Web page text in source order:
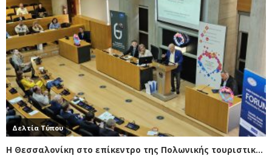
Δελτία Τύπου
Η Θεσσαλονίκη στο επίκεντρο της Πολωνικής τουριστικής αγοράς